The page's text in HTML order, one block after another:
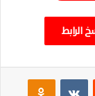
الرابط
‏VKontakte